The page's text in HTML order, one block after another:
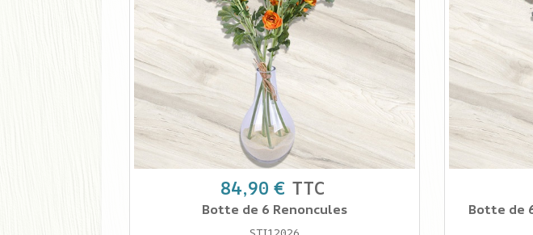
84,90 € TTC
Botte de 6 Renoncules Botte de